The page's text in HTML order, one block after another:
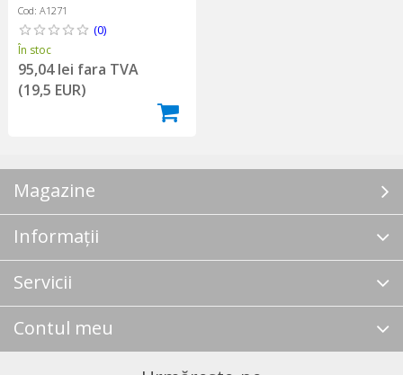
Cod: A1271
(0)
În stoc
95,04 lei fara TVA
(19,5 EUR)
Magazine
Informații
Servicii
Contul meu